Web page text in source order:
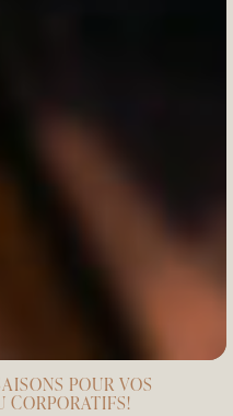
POUR VOS
CORPORATIFS!